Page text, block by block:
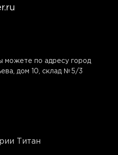
можете по адресу город
дом 10, склад №5/3
Титан